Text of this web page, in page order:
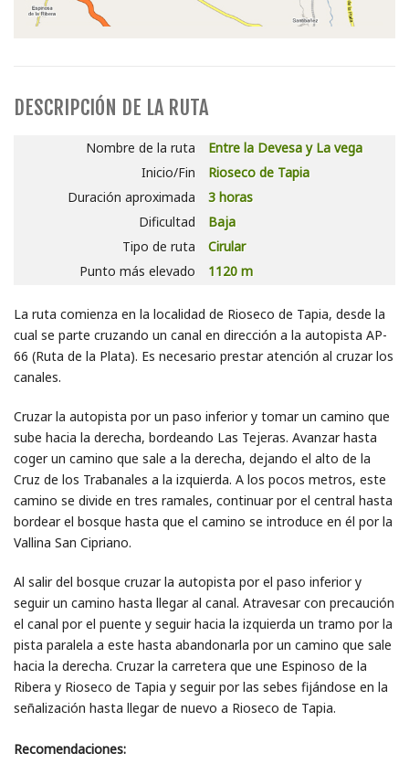
DESCRIPCIÓN DE LA RUTA
Nombre de la ruta
Entre la Devesa y La vega
Inicio/Fin
Rioseco de Tapia
Duración aproximada
3 horas
Dificultad
Baja
Tipo de ruta
Cirular
Punto más elevado
1120 m
La ruta comienza en la localidad de Rioseco de Tapia, desde la
cual se parte cruzando un canal en dirección a la autopista AP-
66 (Ruta de la Plata). Es necesario prestar atención al cruzar los
canales.
Cruzar la autopista por un paso inferior y tomar un camino que
sube hacia la derecha, bordeando Las Tejeras. Avanzar hasta
coger un camino que sale a la derecha, dejando el alto de la
Cruz de los Trabanales a la izquierda. A los pocos metros, este
camino se divide en tres ramales, continuar por el central hasta
bordear el bosque hasta que el camino se introduce en él por la
Vallina San Cipriano.
Al salir del bosque cruzar la autopista por el paso inferior y
seguir un camino hasta llegar al canal. Atravesar con precaución
el canal por el puente y seguir hacia la izquierda un tramo por la
pista paralela a este hasta abandonarla por un camino que sale
hacia la derecha. Cruzar la carretera que une Espinoso de la
Ribera y Rioseco de Tapia y seguir por las sebes fijándose en la
señalización hasta llegar de nuevo a Rioseco de Tapia.
Recomendaciones: